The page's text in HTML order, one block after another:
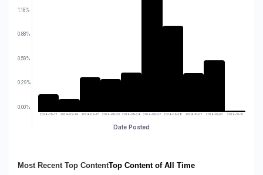
1.18%
0.88%
0.59%
0.29%
0.00%
2024-09-13 2024-09-14 2024-09-17 2024-09-20 2024-09-24 2024-09-26 2024-09-28 2024-10-07 2024-10-07 2024-10-10
Date Posted
Most Recent Top ContentTop Content of All Time